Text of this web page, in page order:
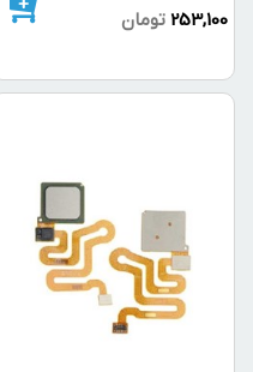
253,100 تومان